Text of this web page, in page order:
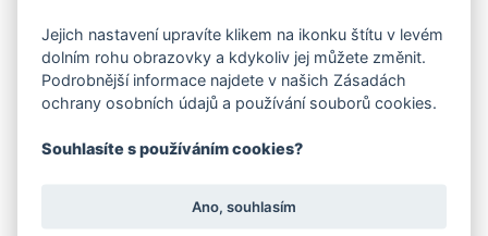
Díky svému jednoduchému a čistému vzhledu se
obuv snadno kombinuje s různými styly oblečení. Je
vhodná pro každodenní využití – od běžných
pochůzek až po delší procházky.
Doplňkový sortiment z naší nabídky
Jejich nastavení upravíte klikem na ikonku štítu v levém
dolním rohu obrazovky a kdykoliv jej můžete změnit.
Podrobnější informace najdete v našich Zásadách
ochrany osobních údajů a používání souborů cookies.
Souhlasíte s používáním cookies?
Ano, souhlasím